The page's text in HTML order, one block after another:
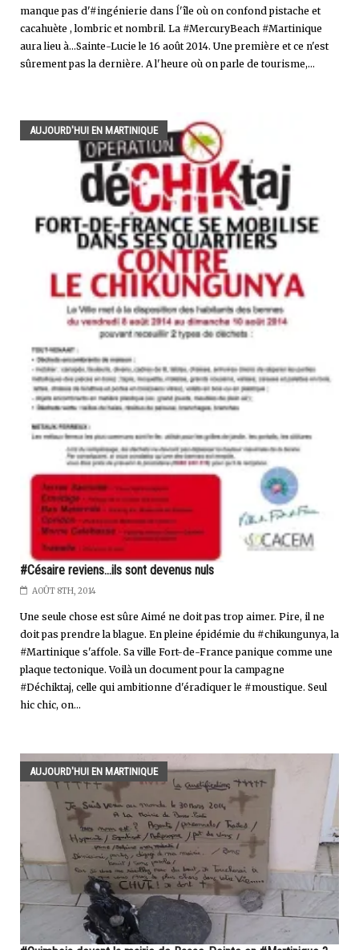
manque pas d'#ingénierie dans ĺ'île où on confond pistache et
cacahuète , lombric et nombril. La #MercuryBeach #Martinique
aura lieu à...Sainte-Lucie le 16 août 2014. Une première et ce n'est
sûrement pas la dernière. A l'heure où on parle de tourisme,...
AUJOURD'HUI EN MARTINIQUE
#Césaire reviens...ils sont devenus nuls
AOÛT 8TH, 2014
Une seule chose est sûre Aimé ne doit pas trop aimer. Pire, il ne
doit pas prendre la blague. En pleine épidémie du #chikungunya, la
#Martinique s'affole. Sa ville Fort-de-France panique comme une
plaque tectonique. Voilà un document pour la campagne
#Déchiktaj, celle qui ambitionne d'éradiquer le #moustique. Seul
hic chic, on...
AUJOURD'HUI EN MARTINIQUE